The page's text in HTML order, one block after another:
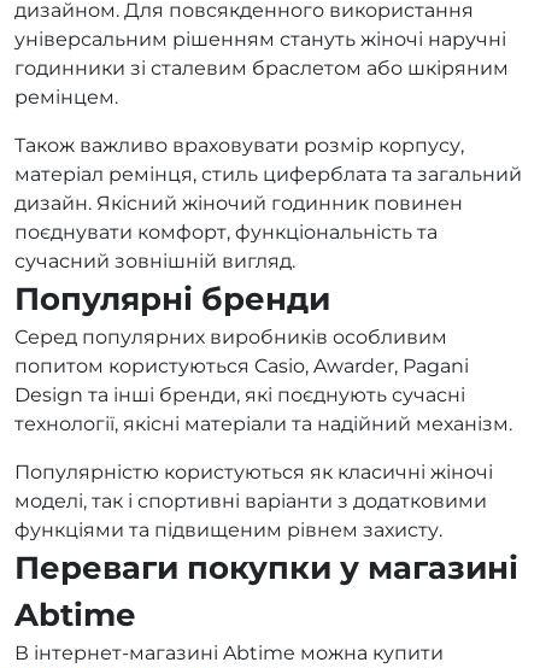
дизайном. Для повсякденного використання
універсальним рішенням стануть жіночі наручні
годинники зі сталевим браслетом або шкіряним
ремінцем.
Також важливо враховувати розмір корпусу,
матеріал ремінця, стиль циферблата та загальний
дизайн. Якісний жіночий годинник повинен
поєднувати комфорт, функціональність та
сучасний зовнішній вигляд.
Популярні бренди
Серед популярних виробників особливим
попитом користуються Casio, Awarder, Pagani
Design та інші бренди, які поєднують сучасні
технології, якісні матеріали та надійний механізм.
Популярністю користуються як класичні жіночі
моделі, так і спортивні варіанти з додатковими
функціями та підвищеним рівнем захисту.
Переваги покупки у магазині
Abtime
В інтернет-магазині Abtime можна купити